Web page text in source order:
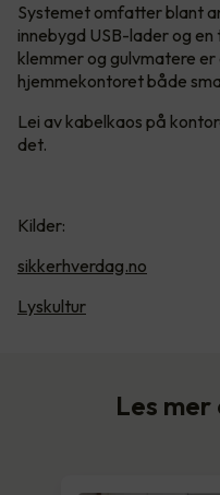
Systemet omfatter blant
innebygd USB-lader og
klemmer og gulvmatere
hjemmekontoret både
Lei av kabelkaos på
det.
Kilder:
sikkerhverdag.no
Lyskultur
Les mer